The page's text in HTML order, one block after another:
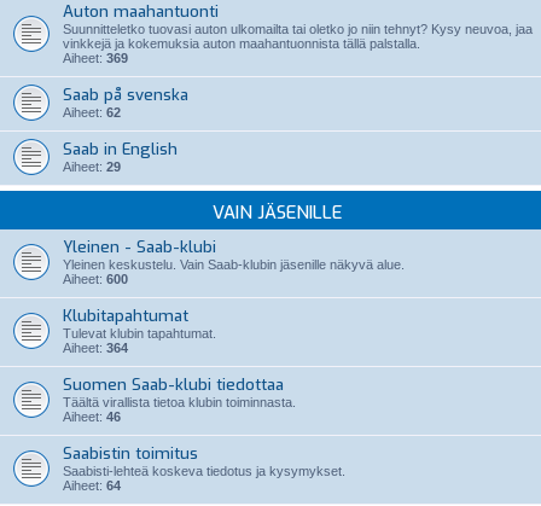
Auton maahantuonti
Suunnitteletko tuovasi auton ulkomailta tai oletko jo niin tehnyt? Kysy neuvoa, jaa
vinkkejä ja kokemuksia auton maahantuonnista tällä palstalla.
Aiheet: 369
Saab på svenska
Aiheet: 62
Saab in English
Aiheet: 29
VAIN JÄSENILLE
Yleinen - Saab-klubi
Yleinen keskustelu. Vain Saab-klubin jäsenille näkyvä alue.
Aiheet: 600
Klubitapahtumat
Tulevat klubin tapahtumat.
Aiheet: 364
Suomen Saab-klubi tiedottaa
Täältä virallista tietoa klubin toiminnasta.
Aiheet: 46
Saabistin toimitus
Saabisti-lehteä koskeva tiedotus ja kysymykset.
Aiheet: 64